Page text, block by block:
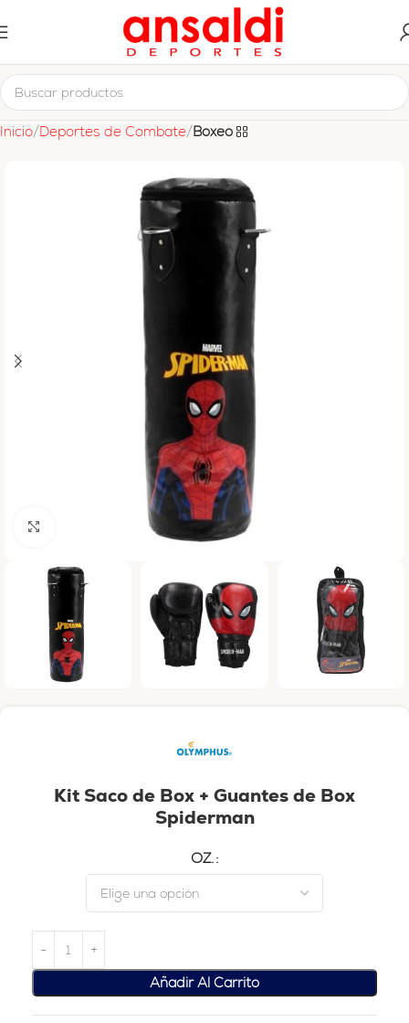
Inicio Deportes de Combate Boxeo
Haga clic para ampliar
Kit Saco de Box + Guantes de Box
Spiderman
OZ.
Añadir Al Carrito